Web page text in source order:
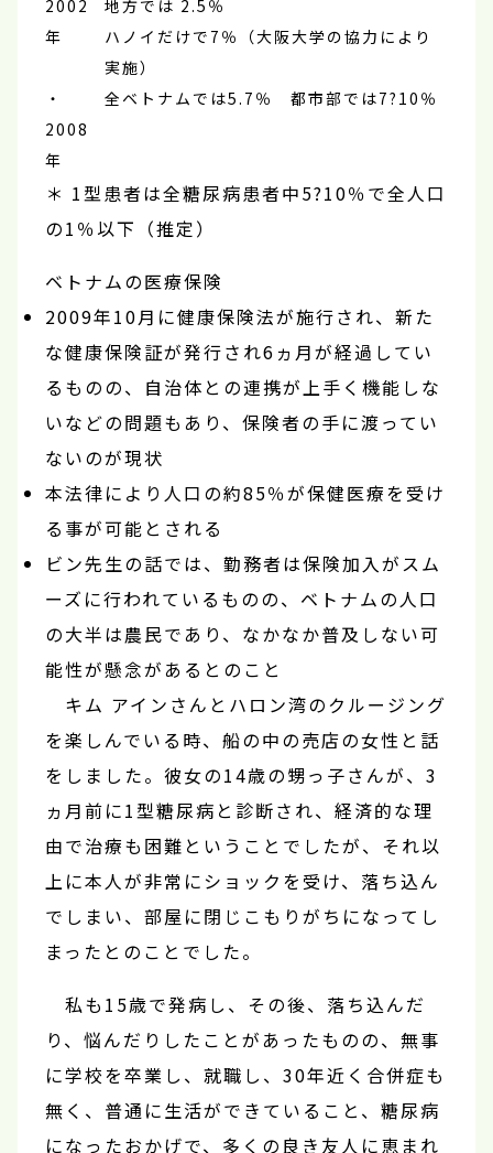
2002
年
地方では 2.5％
ハノイだけで7％（大阪大学の協力により
実施）
・
2008
年
全ベトナムでは5.7％ 都市部では7?10％
＊ 1型患者は全糖尿病患者中5?10％で全人口
の1％以下（推定）
ベトナムの医療保険
2009年10月に健康保険法が施行され、新た
な健康保険証が発行され6ヵ月が経過してい
るものの、自治体との連携が上手く機能しな
いなどの問題もあり、保険者の手に渡ってい
ないのが現状
本法律により人口の約85％が保健医療を受け
る事が可能とされる
ビン先生の話では、勤務者は保険加入がスム
ーズに行われているものの、ベトナムの人口
の大半は農民であり、なかなか普及しない可
能性が懸念があるとのこと
キム アインさんとハロン湾のクルージング
を楽しんでいる時、船の中の売店の女性と話
をしました。彼女の14歳の甥っ子さんが、3
ヵ月前に1型糖尿病と診断され、経済的な理
由で治療も困難ということでしたが、それ以
上に本人が非常にショックを受け、落ち込ん
でしまい、部屋に閉じこもりがちになってし
まったとのことでした。
私も15歳で発病し、その後、落ち込んだ
り、悩んだりしたことがあったものの、無事
に学校を卒業し、就職し、30年近く合併症も
無く、普通に生活ができていること、糖尿病
になったおかげで、多くの良き友人に恵まれ